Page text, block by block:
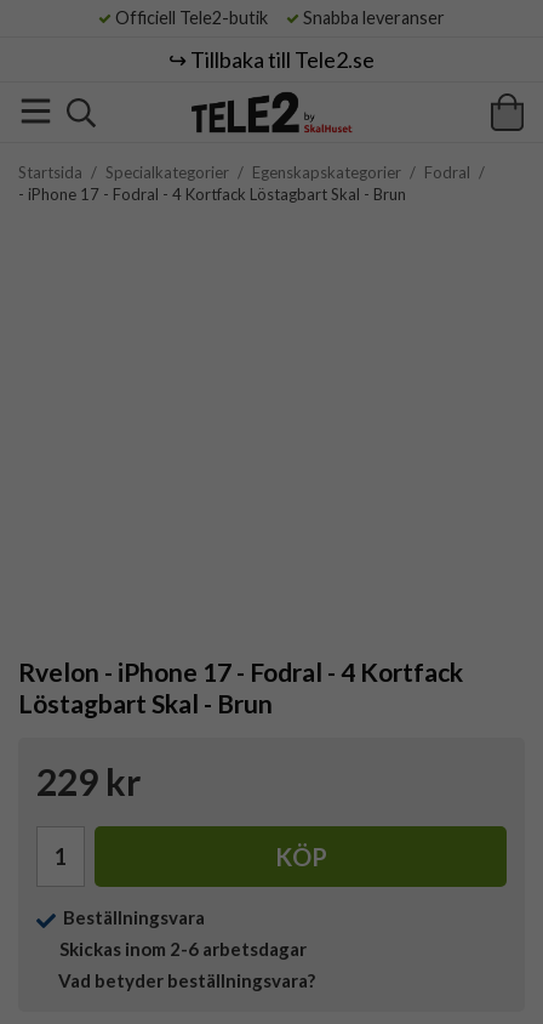
Officiell Tele2-butik Snabba leveranser
↪️ Tillbaka till Tele2.se
Startsida / Specialkategorier / Egenskapskategorier / Fodral /
- iPhone 17 - Fodral - 4 Kortfack Löstagbart Skal - Brun
Rvelon - iPhone 17 - Fodral - 4 Kortfack
Löstagbart Skal - Brun
229 kr
KÖP
Beställningsvara
Skickas inom 2-6 arbetsdagar
Vad betyder beställningsvara?